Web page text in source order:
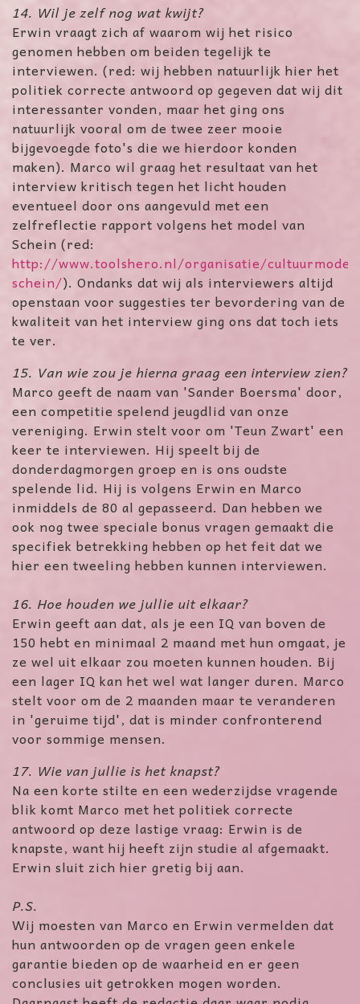
14. Wil je zelf nog wat kwijt?
Erwin vraagt zich af waarom wij het risico
genomen hebben om beiden tegelijk te
interviewen. (red: wij hebben natuurlijk hier het
politiek correcte antwoord op gegeven dat wij dit
interessanter vonden, maar het ging ons
natuurlijk vooral om de twee zeer mooie
bijgevoegde foto's die we hierdoor konden
maken). Marco wil graag het resultaat van het
interview kritisch tegen het licht houden
eventueel door ons aangevuld met een
zelfreflectie rapport volgens het model van
Schein (red:
http://www.toolshero.nl/organisatie/
schein/). Ondanks dat wij als interviewers altijd
openstaan voor suggesties ter bevordering van de
kwaliteit van het interview ging ons dat toch iets
te ver.
15. Van wie zou je hierna graag een interview zien?
Marco geeft de naam van 'Sander Boersma' door,
een competitie spelend jeugdlid van onze
vereniging. Erwin stelt voor om 'Teun Zwart' een
keer te interviewen. Hij speelt bij de
donderdagmorgen groep en is ons oudste
spelende lid. Hij is volgens Erwin en Marco
inmiddels de 80 al gepasseerd. Dan hebben we
ook nog twee speciale bonus vragen gemaakt die
specifiek betrekking hebben op het feit dat we
hier een tweeling hebben kunnen interviewen.
16. Hoe houden we jullie uit elkaar?
Erwin geeft aan dat, als je een IQ van boven de
150 hebt en minimaal 2 maand met hun omgaat, je
ze wel uit elkaar zou moeten kunnen houden. Bij
een lager IQ kan het wel wat langer duren. Marco
stelt voor om de 2 maanden maar te veranderen
in 'geruime tijd', dat is minder confronterend
voor sommige mensen.
17. Wie van jullie is het knapst?
Na een korte stilte en een wederzijdse vragende
blik komt Marco met het politiek correcte
antwoord op deze lastige vraag: Erwin is de
knapste, want hij heeft zijn studie al afgemaakt.
Erwin sluit zich hier gretig bij aan.
P.S.
Wij moesten van Marco en Erwin vermelden dat
hun antwoorden op de vragen geen enkele
garantie bieden op de waarheid en er geen
conclusies uit getrokken mogen worden.